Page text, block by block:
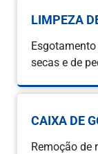
LIMPEZA
secas e de
CAIXA DE
Remoção de